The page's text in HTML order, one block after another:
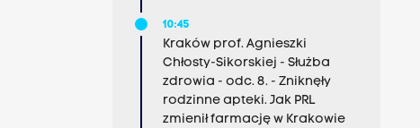
10:45
Kraków prof. Agnieszki
Chłosty-Sikorskiej - Służba
zdrowia - odc. 8. - Zniknęły
rodzinne apteki. Jak PRL
zmienił farmację w Krakowie